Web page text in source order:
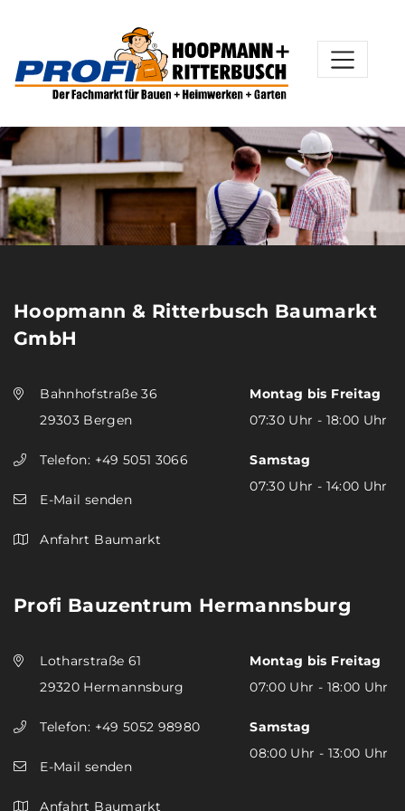
Hoopmann & Ritterbusch Baumarkt
GmbH
Bahnhofstraße 36
29303 Bergen
Telefon: +49 5051 3066
E-Mail senden
Anfahrt Baumarkt
Montag bis Freitag
07:30 Uhr - 18:00 Uhr
Samstag
07:30 Uhr - 14:00 Uhr
Profi Bauzentrum Hermannsburg
Lotharstraße 61
29320 Hermannsburg
Telefon: +49 5052 98980
E-Mail senden
Anfahrt Baumarkt
Montag bis Freitag
07:00 Uhr - 18:00 Uhr
Samstag
08:00 Uhr - 13:00 Uhr